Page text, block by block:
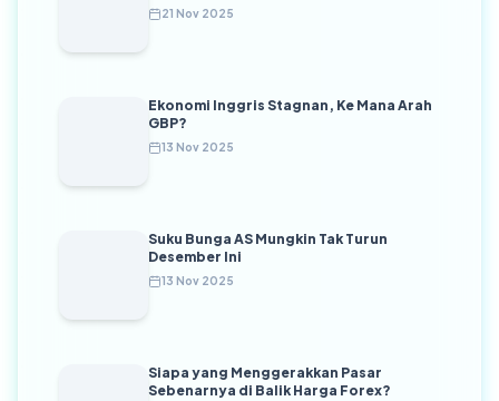
21 Nov 2025
Ekonomi Inggris Stagnan, Ke Mana Arah
GBP?
13 Nov 2025
Suku Bunga AS Mungkin Tak Turun
Desember Ini
13 Nov 2025
Siapa yang Menggerakkan Pasar
Sebenarnya di Balik Harga Forex?